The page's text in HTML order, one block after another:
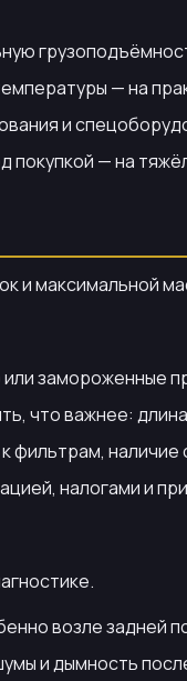
— на
и
— на
и максимальной
замороженные
что важнее:
фильтрам,
налогами и
возле задней
и дымность